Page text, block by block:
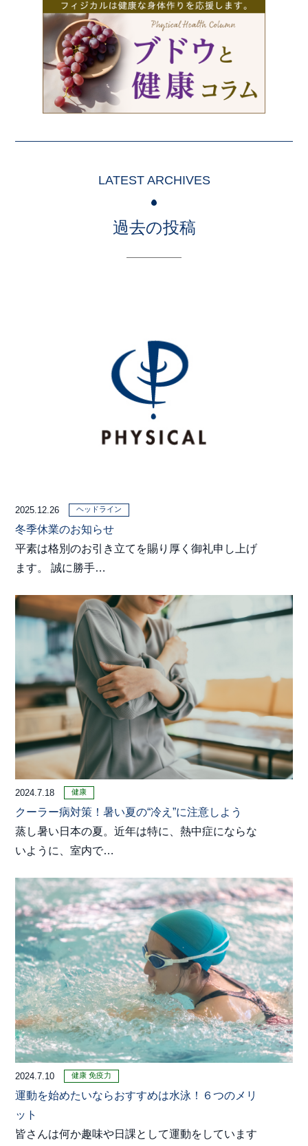
LATEST ARCHIVES
過去の投稿
2025.12.26 ヘッドライン
冬季休業のお知らせ
平素は格別のお引き立てを賜り厚く御礼申し上げ
ます。 誠に勝手…
2024.7.18 健康
クーラー病対策！暑い夏の“冷え”に注意しよう
蒸し暑い日本の夏。近年は特に、熱中症にならな
いように、室内で…
2024.7.10 健康 免疫力
運動を始めたいならおすすめは水泳！６つのメリ
ット
皆さんは何か趣味や日課として運動をしています